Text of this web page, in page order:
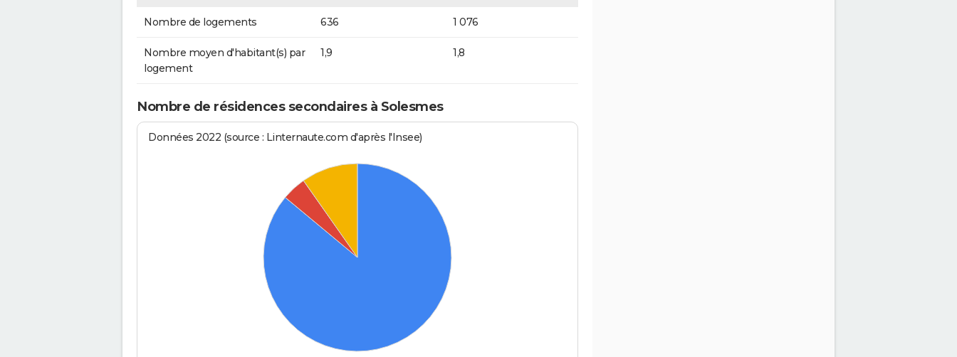
Nombre de logements 636 1 076
Nombre moyen d'habitant(s) par
logement
1,9 1,8
Nombre de résidences secondaires à Solesmes
Données 2022 (source : Linternaute.com d'après l'Insee)